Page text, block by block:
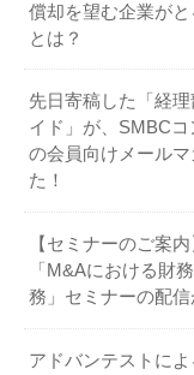
償却を望む企業が
とは？
先日寄稿した「経
イド」が、SMBC
の会員向けメール
た！
【セミナーのご案
「M&Aにおける財
務」セミナーの配信
アドバンテストに